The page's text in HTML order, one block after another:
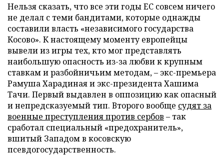
Нельзя сказать, что все эти годы ЕС совсем ничего
не делал с теми бандитами, которые однажды
составили власть «независимого государства
Косово». К настоящему моменту европейцы
вывели из игры тех, кто мог представлять
наибольшую опасность из-за любви к крупным
ставкам и разбойничьим методам, – экс-премьера
Рамуша Харадиная и экс-президента Хашима
Тачи. Первый выдавлен в оппозицию как опасный
и непредсказуемый тип. Второго вообще судят за
военные преступления против сербов – так
сработал специальный «предохранитель»,
вшитый Западом в косовскую
псевдогосударственность.